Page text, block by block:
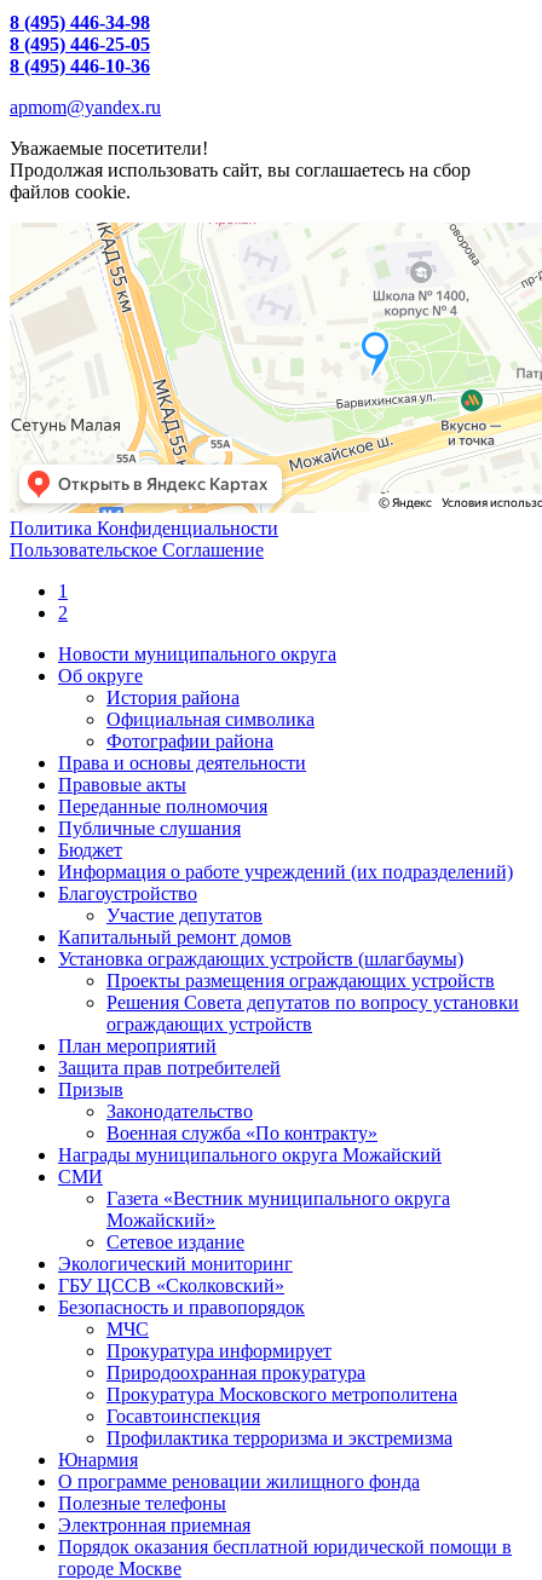
8 (495) 446-34-98
8 (495) 446-25-05
8 (495) 446-10-36
apmom@yandex.ru
Уважаемые посетители!
Продолжая использовать сайт, вы соглашаетесь на сбор
файлов cookie.
Политика Конфиденциальности
Пользовательское Соглашение
1
2
Новости муниципального округа
Об округе
История района
Официальная символика
Фотографии района
Права и основы деятельности
Правовые акты
Переданные полномочия
Публичные слушания
Бюджет
Информация о работе учреждений (их подразделений)
Благоустройство
Участие депутатов
Капитальный ремонт домов
Установка ограждающих устройств (шлагбаумы)
Проекты размещения ограждающих устройств
Решения Совета депутатов по вопросу установки
ограждающих устройств
План мероприятий
Защита прав потребителей
Призыв
Законодательство
Военная служба «По контракту»
Награды муниципального округа Можайский
СМИ
Газета «Вестник муниципального округа
Можайский»
Сетевое издание
Экологический мониторинг
ГБУ ЦССВ «Сколковский»
Безопасность и правопорядок
МЧС
Прокуратура информирует
Природоохранная прокуратура
Прокуратура Московского метрополитена
Госавтоинспекция
Профилактика терроризма и экстремизма
Юнармия
О программе реновации жилищного фонда
Полезные телефоны
Электронная приемная
Порядок оказания бесплатной юридической помощи в
городе Москве